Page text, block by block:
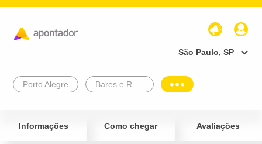
São Paulo, SP
Porto Alegre
Informações Como chegar Avaliações